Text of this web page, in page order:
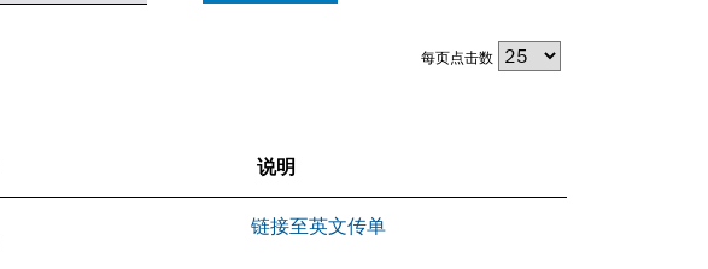
每页点击数
说明
链接至英文传单